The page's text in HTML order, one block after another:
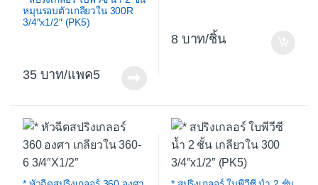
หมุนรอบตัวเกลียวใน 300R
3/4″x1/2″ (PK5)
35 /แพค5
8 /ชิ้น